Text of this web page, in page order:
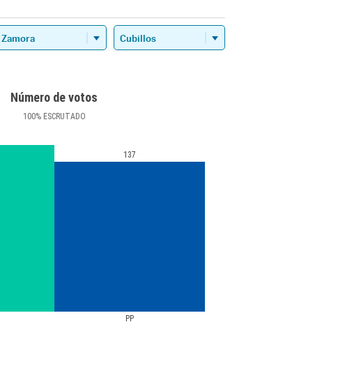
Número de votos
100%ESCRUTADO
PP
137